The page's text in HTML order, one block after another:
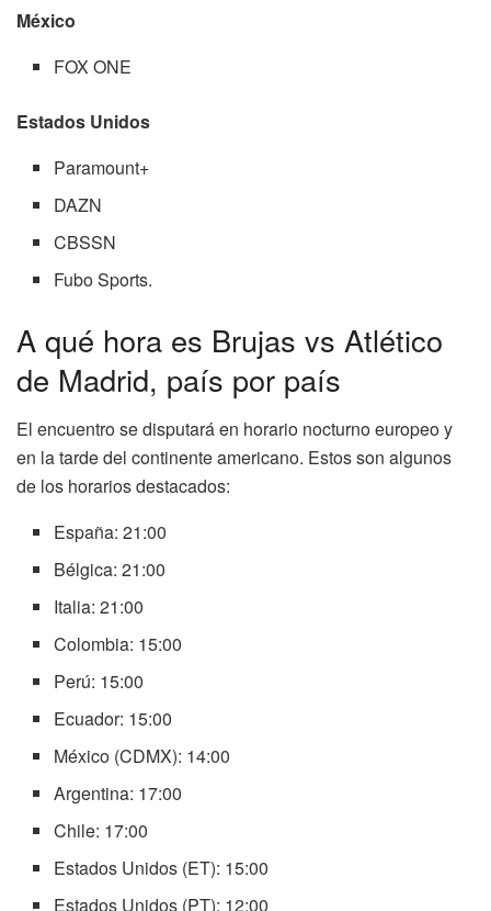
México
FOX ONE
Estados Unidos
Paramount+
DAZN
CBSSN
Fubo Sports.
A qué hora es Brujas vs Atlético
de Madrid, país por país
El encuentro se disputará en horario nocturno europeo y
en la tarde del continente americano. Estos son algunos
de los horarios destacados:
España: 21:00
Bélgica: 21:00
Italia: 21:00
Colombia: 15:00
Perú: 15:00
Ecuador: 15:00
México (CDMX): 14:00
Argentina: 17:00
Chile: 17:00
Estados Unidos (ET): 15:00
Estados Unidos (PT): 12:00